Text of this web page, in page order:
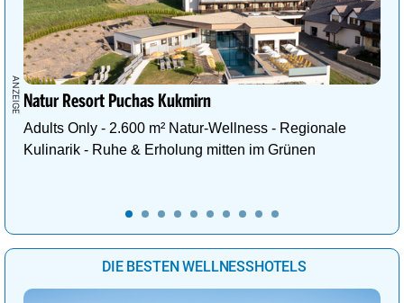
Natur Resort Puchas Kukmirn
Adults Only - 2.600 m² Natur-Wellness - Regionale
Kulinarik - Ruhe & Erholung mitten im Grünen
DIE BESTEN WELLNESSHOTELS